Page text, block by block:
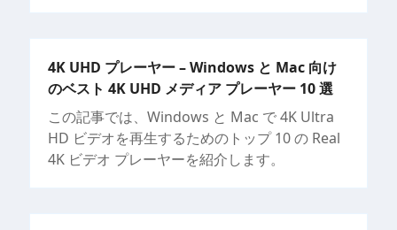
4K UHD プレーヤー – Windows と Mac 向け
のベスト 4K UHD メディア プレーヤー 10 選
この記事では、Windows と Mac で 4K Ultra
HD ビデオを再生するためのトップ 10 の Real
4K ビデオ プレーヤーを紹介します。